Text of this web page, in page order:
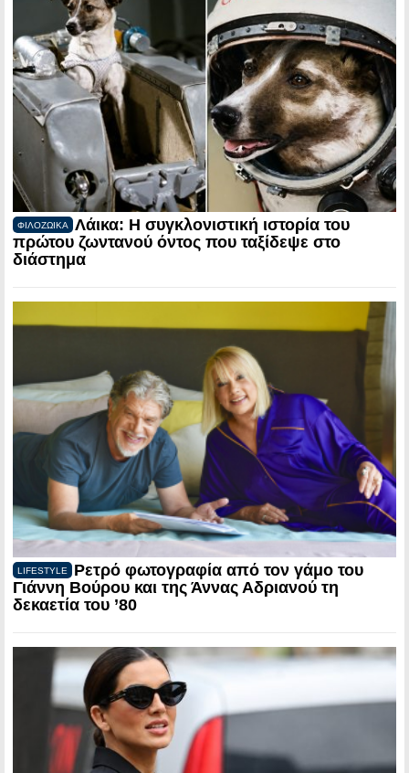
ΦΙΛΟΖΩΙΚΑ
Λάικα: Η συγκλονιστική ιστορία του
πρώτου ζωντανού όντος που ταξίδεψε στο
διάστημα
LIFESTYLE
Ρετρό φωτογραφία από τον γάμο του
Γιάννη Βούρου και της Άννας Αδριανού τη
δεκαετία του ’80